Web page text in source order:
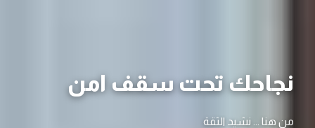
نجاحك تحت سقف امن
من هنا ... نشيد الثقة